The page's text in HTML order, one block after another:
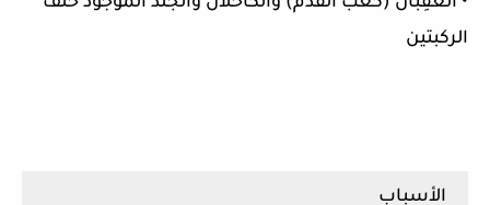
الركبتين
الأسباب